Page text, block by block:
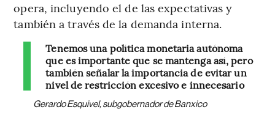
opera, incluyendo el de las expectativas y
también a través de la demanda interna.
Tenemos una política monetaria autónoma
que es importante que se mantenga así, pero
también señalar la importancia de evitar un
nivel de restricción excesivo e innecesario
Gerardo Esquivel, subgobernador de Banxico